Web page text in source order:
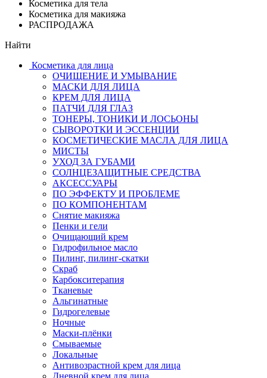
Косметика для тела
Косметика для макияжа
РАСПРОДАЖА
Найти
Косметика для лица
ОЧИЩЕНИЕ И УМЫВАНИЕ
МАСКИ ДЛЯ ЛИЦА
КРЕМ ДЛЯ ЛИЦА
ПАТЧИ ДЛЯ ГЛАЗ
ТОНЕРЫ, ТОНИКИ И ЛОСЬОНЫ
СЫВОРОТКИ И ЭССЕНЦИИ
КОСМЕТИЧЕСКИЕ МАСЛА ДЛЯ ЛИЦА
МИСТЫ
УХОД ЗА ГУБАМИ
СОЛНЦЕЗАЩИТНЫЕ СРЕДСТВА
АКСЕССУАРЫ
ПО ЭФФЕКТУ И ПРОБЛЕМЕ
ПО КОМПОНЕНТАМ
Снятие макияжа
Пенки и гели
Очищающий крем
Гидрофильное масло
Пилинг, пилинг-скатки
Скраб
Карбокситерапия
Тканевые
Альгинатные
Гидрогелевые
Ночные
Маски-плёнки
Смываемые
Локальные
Антивозрастной крем для лица
Дневной крем для лица